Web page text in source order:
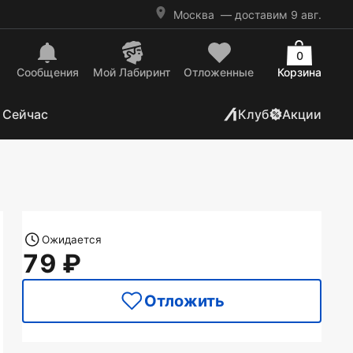
Москва — доставим 9 авг.
Сообщения Mой Лабиринт Отложенные Корзина
0
Клуб Акции
Ожидается
79
Отложить